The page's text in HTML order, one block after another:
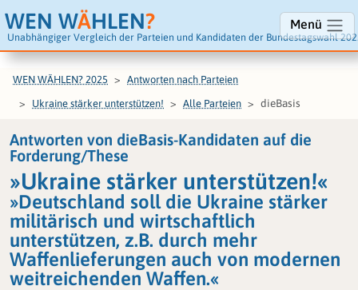
WEN WÄHLEN?
Unabhängiger Vergleich der Parteien und Kandidaten der Bundestagswahl
Menü
WEN WÄHLEN? 2025 Antworten nach Parteien
Ukraine stärker unterstützen! Alle Parteien dieBasis
Antworten von dieBasis-Kandidaten auf die
Forderung/These
»Ukraine stärker unterstützen!«
»Deutschland soll die Ukraine stärker
militärisch und wirtschaftlich
unterstützen, z.B. durch mehr
Waffenlieferungen auch von modernen
weitreichenden Waffen.«